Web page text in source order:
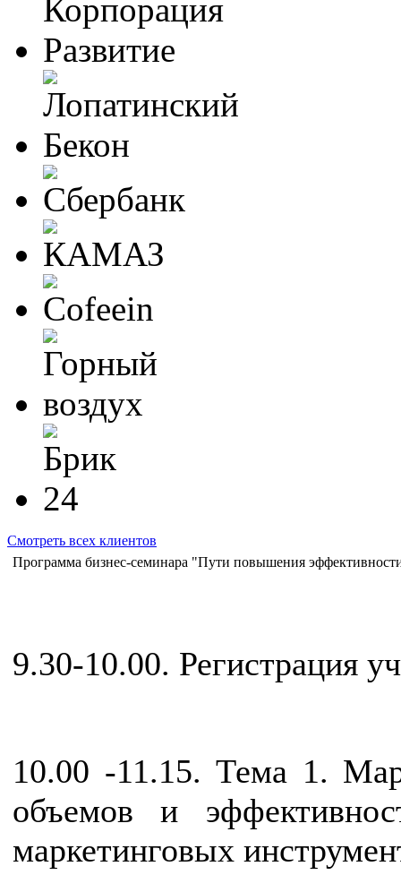
Смотреть всех клиентов
Программа бизнес-семинара "Пути повышения
9.30-10.00. Регистрация
10.00 -11.15. Тема 1.
объемов и
маркетинговых